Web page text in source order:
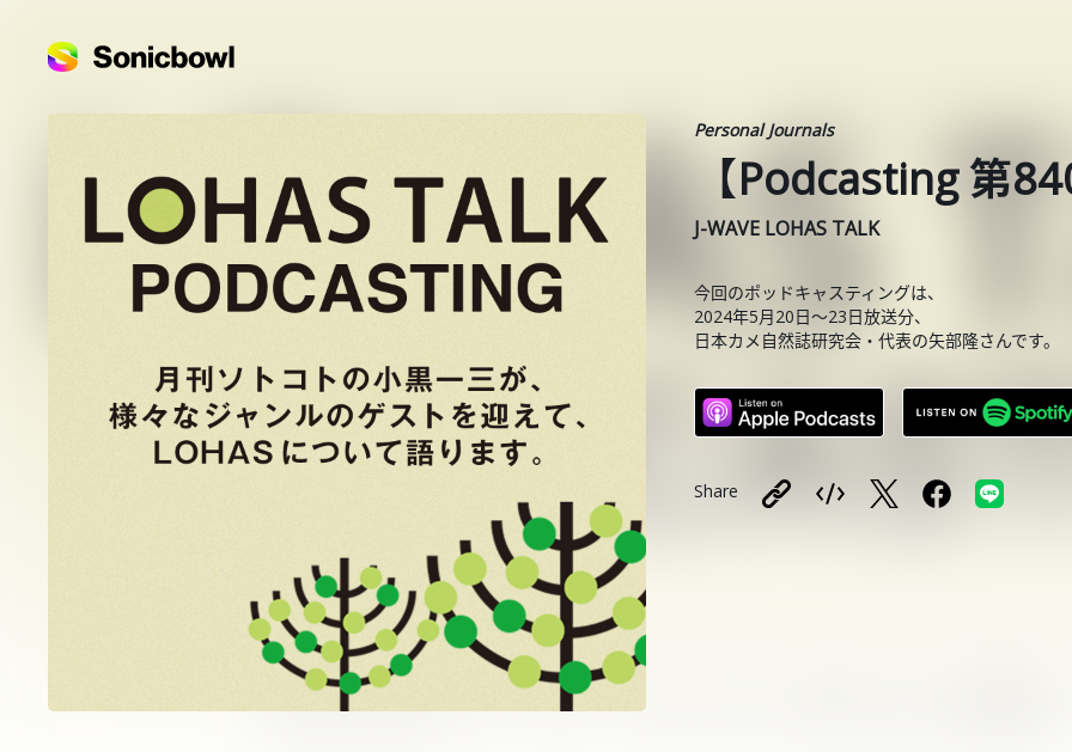
Personal Journals
【Podcasting 第
J-WAVE LOHAS TALK
今回のポッドキャスティングは、
2024年5月20日〜23日放送分、
日本カメ自然誌研究会・代表の矢部隆さんです。
Share